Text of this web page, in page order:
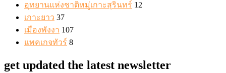
อุทยานแห่งชาติหมู่เกาะสุรินทร์ 12
เกาะยาว 37
เมืองพังงา 107
แพคเกจทัวร์ 8
get updated the latest newsletter